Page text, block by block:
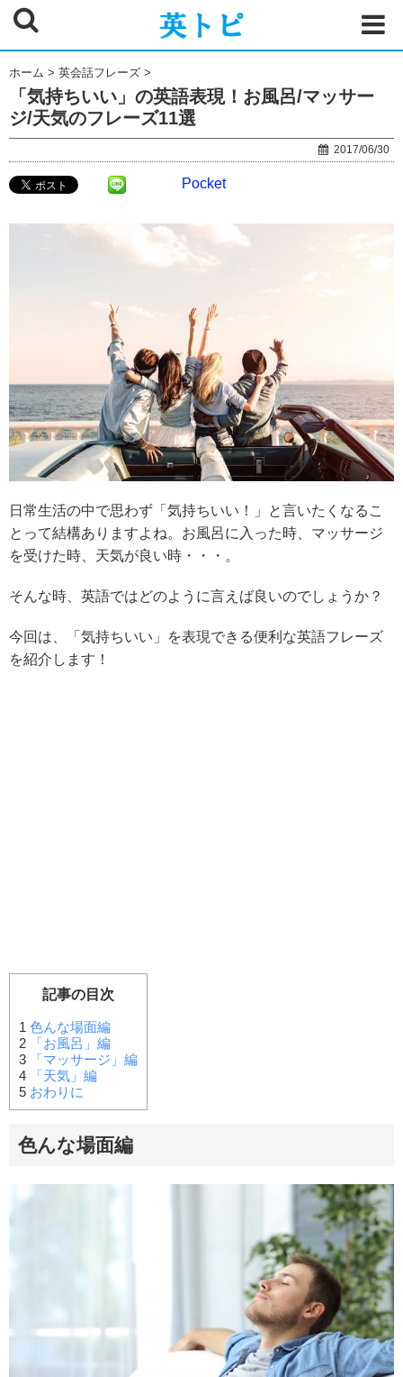
ホーム > 英会話フレーズ >
「気持ちいい」の英語表現！お風呂/マッサー
ジ/天気のフレーズ11選
2017/06/30
Pocket
日常生活の中で思わず「気持ちいい！」と言いたくなるこ
とって結構ありますよね。お風呂に入った時、マッサージ
を受けた時、天気が良い時・・・。
そんな時、英語ではどのように言えば良いのでしょうか？
今回は、「気持ちいい」を表現できる便利な英語フレーズ
を紹介します！
記事の目次
1 色んな場面編
2 「お風呂」編
3 「マッサージ」編
4 「天気」編
5 おわりに
色んな場面編